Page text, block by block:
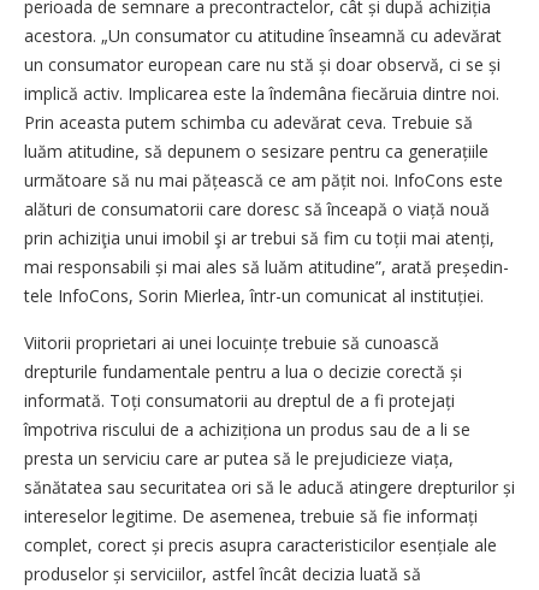
perioada de semnare a precontractelor, cât și după achiziția
acestora. „Un consumator cu atitudine înseamnă cu adevărat
un consumator european care nu stă și doar observă, ci se și
implică activ. Implicarea este la îndemâna fiecăruia dintre noi.
Prin aceasta putem schimba cu adevărat ceva. Trebuie să
luăm atitudine, să depunem o sesizare pentru ca ge­nerațiile
următoare să nu mai pățească ce am pățit noi. InfoCons este
alături de consumatorii care doresc să înceapă o viață nouă
prin achiziţia unui imo­bil şi ar trebui să fim cu toții mai atenți,
mai responsabili și mai ales să luăm atitudine”, arată preșe­din­
tele InfoCons, Sorin Mierlea, într-un comunicat al instituției.
Viitorii proprietari ai unei locuințe trebuie să cunoască
drepturile fundamentale pentru a lua o decizie corectă și
informată. Toți consumatorii au dreptul de a fi protejați
împotriva riscului de a achiziționa un produs sau de a li se
presta un serviciu care ar putea să le prejudicieze viața,
sănătatea sau securitatea ori să le aducă atingere drepturilor și
intereselor legitime. De asemenea, trebuie să fie infor­mați
complet, corect și precis asupra caracteristicilor esențiale ale
produselor și serviciilor, astfel încât decizia luată să